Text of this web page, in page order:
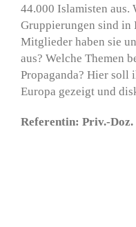
44.000 Islamisten aus.
Gruppierungen sind in
Mitglieder haben sie
aus? Welche Themen
Propaganda? Hier soll
Europa gezeigt und
Referentin: Priv.-Doz.